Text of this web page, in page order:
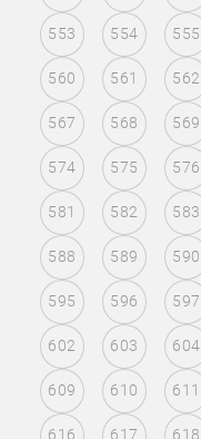
553 554 555
560 561 562
567 568 569
574 575 576
581 582 583
588 589 590
595 596 597
602 603 604
609 610 611
616 617 618